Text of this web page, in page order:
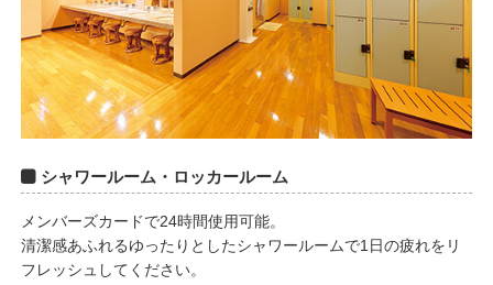
シャワールーム・ロッカールーム
メンバーズカードで24時間使用可能。
清潔感あふれるゆったりとしたシャワールームで1日の疲れをリ
フレッシュしてください。